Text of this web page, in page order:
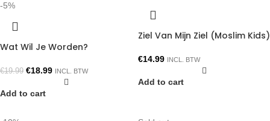
-5%
Wat Wil Je Worden?
€19.99 €18.99 INCL. BTW
Add to cart
Ziel Van Mijn Ziel (Moslim Kids)
€14.99 INCL. BTW
Add to cart